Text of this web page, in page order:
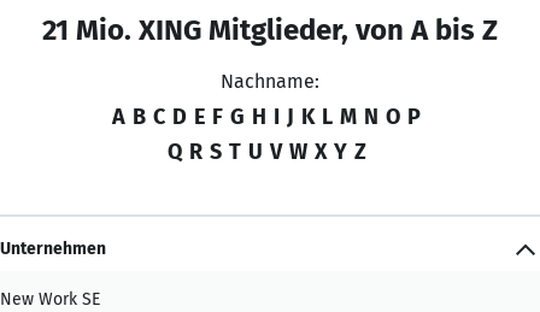
21 Mio. XING Mitglieder, von A bis Z
Nachname:
A B C D E F G H I J K L M N O P
Q R S T U V W X Y Z
Unternehmen
New Work SE